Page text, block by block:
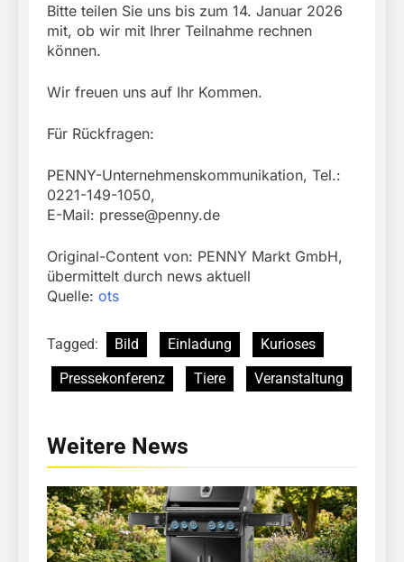
Bitte teilen Sie uns bis zum 14. Januar 2026
mit, ob wir mit Ihrer Teilnahme rechnen
können.
Wir freuen uns auf Ihr Kommen.
Für Rückfragen:
PENNY-Unternehmenskommunikation, Tel.:
0221-149-1050,
E-Mail: presse@penny.de
Original-Content von: PENNY Markt GmbH,
übermittelt durch news aktuell
Quelle: ots
Tagged: Bild Einladung
Kurioses
Pressekonferenz
Tiere Veranstaltung
Weitere News